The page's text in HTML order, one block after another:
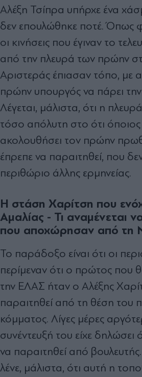
Αλέξη Τσίπρα υπήρχε ένα
δεν επουλώθηκε ποτέ. Όπως
οι κινήσεις που έγιναν το
από την πλευρά των πρώην
Αριστεράς έπιασαν τόπο, με
πρώην υπουργός να πάρει
Λέγεται, μάλιστα, ότι η
τόσο απόλυτη στο ότι όποιος
ακολουθήσει τον πρώην
έπρεπε να παραιτηθεί, που
περιθώριο άλλης ερμηνείας.
Η στάση Χαρίτση που
Αμαλίας - Τι αναμένεται
που αποχώρησαν από τη
Το παράδοξο είναι ότι οι
περίμεναν ότι ο πρώτος που
την ΕΛΑΣ ήταν ο Αλέξης
παραιτηθεί από τη θέση του
κόμματος. Λίγες μέρες
συνέντευξή του είχε δηλώσει
να παραιτηθεί από
λένε, μάλιστα, ότι αυτή η